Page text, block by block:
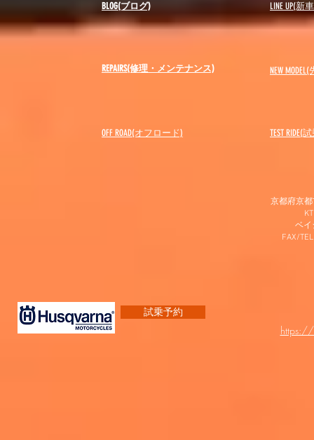
BLOG(ブログ) LINE UP(新
REPAIRS(修理・メンテナンス) NEW MODEL(
OFF ROAD(オフロード) ​TEST RIDE(
京都府京
ベイ
FAX/
試乗予約
https://